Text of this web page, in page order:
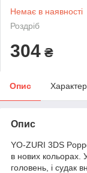
Немає в наявності
Роздріб
304 ₴
Опис
Опис
YO-ZURI 3DS
в нових кольорах.
головень, і судак